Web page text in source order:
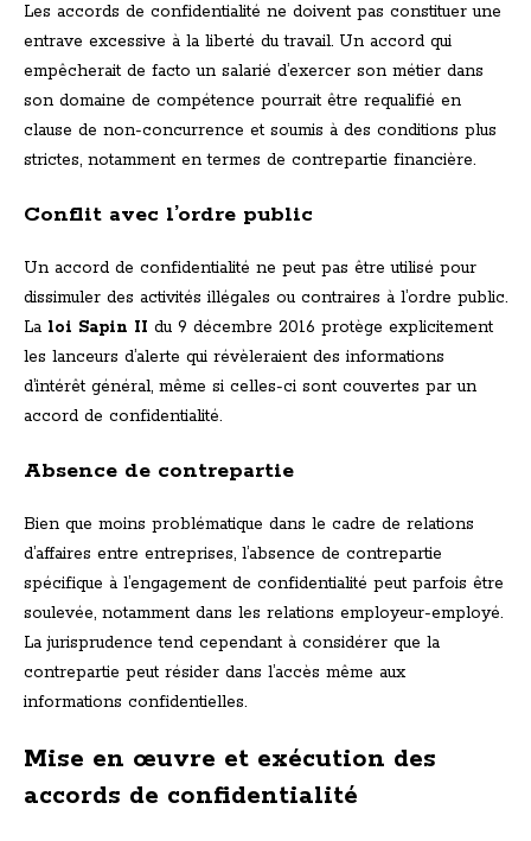
Les accords de confidentialité ne doivent pas constituer une
entrave excessive à la liberté du travail. Un accord qui
empêcherait de facto un salarié d’exercer son métier dans
son domaine de compétence pourrait être requalifié en
clause de non-concurrence et soumis à des conditions plus
strictes, notamment en termes de contrepartie financière.
Conflit avec l’ordre public
Un accord de confidentialité ne peut pas être utilisé pour
dissimuler des activités illégales ou contraires à l’ordre public.
La loi Sapin II du 9 décembre 2016 protège explicitement
les lanceurs d’alerte qui révèleraient des informations
d’intérêt général, même si celles-ci sont couvertes par un
accord de confidentialité.
Absence de contrepartie
Bien que moins problématique dans le cadre de relations
d’affaires entre entreprises, l’absence de contrepartie
spécifique à l’engagement de confidentialité peut parfois être
soulevée, notamment dans les relations employeur-employé.
La jurisprudence tend cependant à considérer que la
contrepartie peut résider dans l’accès même aux
informations confidentielles.
Mise en œuvre et exécution des
accords de confidentialité